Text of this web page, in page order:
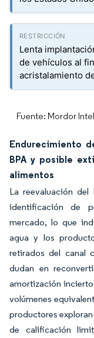
Lenta
de vehículos al
acristalamiento
Fuente: Mordor
Endurecimiento
BPA y posible
alimentos
La reevaluación
identificación de
mercado, lo que
agua y los
retirados del canal
dudan en
amortización
volúmenes
productores
de calificación